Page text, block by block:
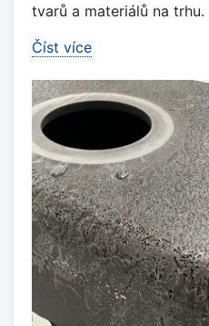
tvarů a materiálů na trhu.
Číst více